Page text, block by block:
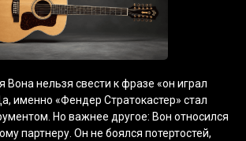
Вона нельзя свести к фразе «он играл
именно «Фендер Стратокастер» стал
Но важнее другое: Вон относился
партнеру. Он не боялся потертостей,